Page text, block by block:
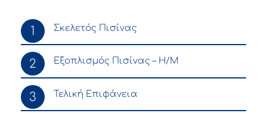
1 Σκελετός Πισίνας
2 Εξοπλισμός Πισίνας – Η/Μ
3 Τελική Επιφάνεια